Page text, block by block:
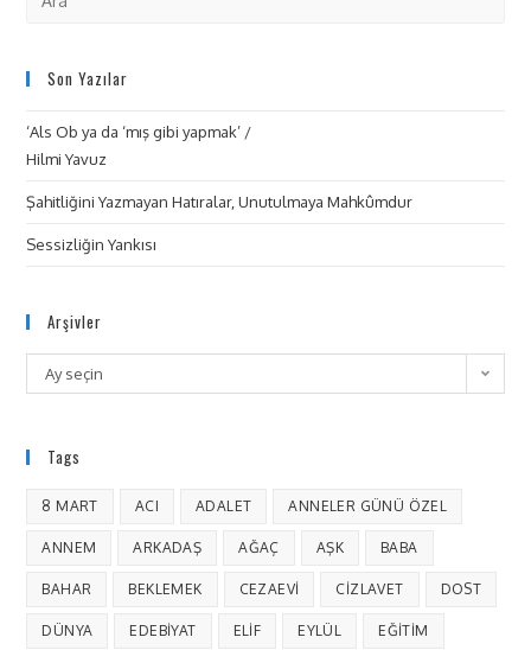
Son Yazılar
‘Als Ob ya da ‘mış gibi yapmak’ /
Hilmi Yavuz
Şahitliğini Yazmayan Hatıralar, Unutulmaya Mahkûmdur
Sessizliğin Yankısı
Arşivler
Ay seçin
Tags
8 MART ACI ADALET ANNELER GÜNÜ ÖZEL
ANNEM ARKADAŞ AĞAÇ AŞK BABA
BAHAR BEKLEMEK CEZAEVI CIZLAVET DOST
DÜNYA EDEBIYAT ELIF EYLÜL EĞITIM